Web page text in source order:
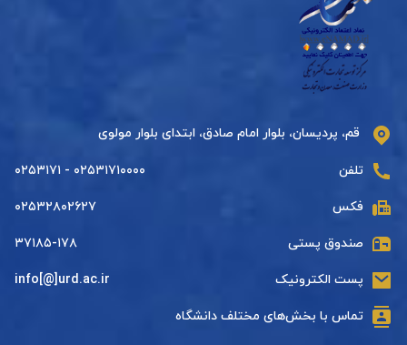
قم، پردیسان، بلوار امام صادق، ابتدای بلوار مولوی
تلفن ۰۲۵۳۱۷۱۰۰۰۰ - ۰۲۵۳۱۷۱
فکس ۰۲۵۳۲۸۰۲۶۲۷
صندوق پستی ۳۷۱۸۵-۱۷۸
پست الکترونیک info[@]urd.ac.ir
تماس با بخش‌های مختلف دانشگاه